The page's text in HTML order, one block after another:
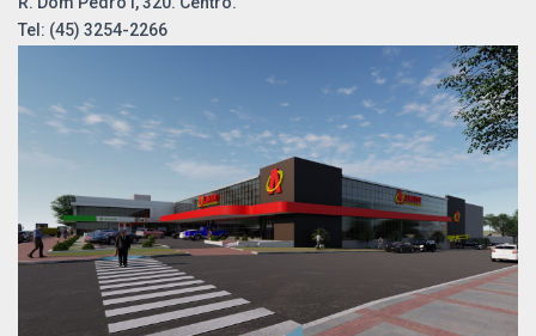
Tel: (45) 3254-2266